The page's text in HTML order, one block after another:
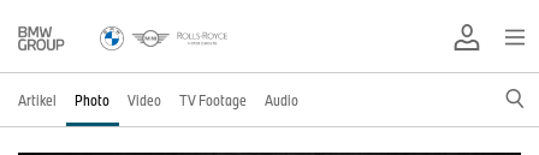
Artikel Photo Video TV Footage Audio